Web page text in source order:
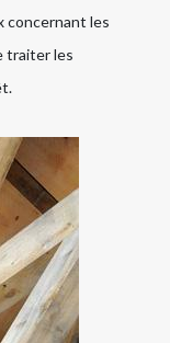
concernant les
traiter les